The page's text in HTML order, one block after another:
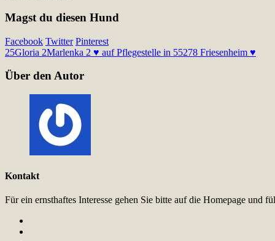
Magst du diesen Hund
Facebook Twitter Pinterest
25Gloria 2Marlenka 2 ♥ auf Pflegestelle in 55278 Friesenheim ♥
Über den Autor
Kontakt
Für ein ernsthaftes Interesse gehen Sie bitte auf die Homepage und